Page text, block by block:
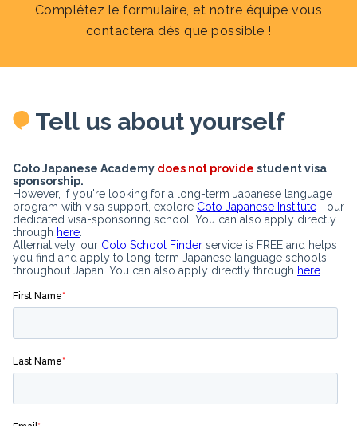
Complétez le formulaire, et notre équipe vous
contactera dès que possible !